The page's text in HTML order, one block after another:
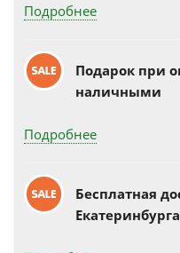
Подробнее
Подарок при
наличными
Подробнее
Бесплатная
Екатеринбурга